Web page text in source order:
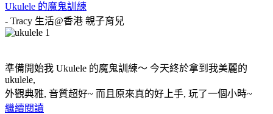
Ukulele 的魔鬼訓練
- Tracy 生活@香港 親子育兒
準備開始我 Ukulele 的魔鬼訓練～ 今天終於拿到我美麗的
ukulele,
外觀典雅, 音質超好~ 而且原來真的好上手, 玩了一個小時~
繼續閱讀